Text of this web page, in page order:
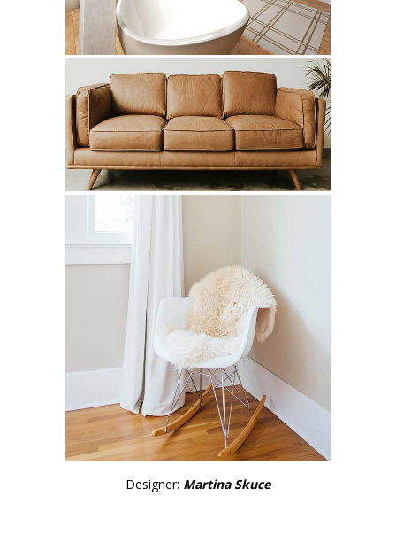
Designer: Martina Skuce